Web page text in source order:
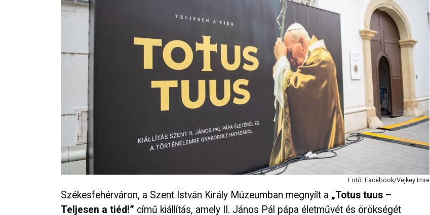
Fotó: Facebook/Vejkey Imre
Székesfehérváron, a Szent István Király Múzeumban megnyílt a „Totus tuus –
Teljesen a tiéd!” című kiállítás, amely II. János Pál pápa életművét és örökségét